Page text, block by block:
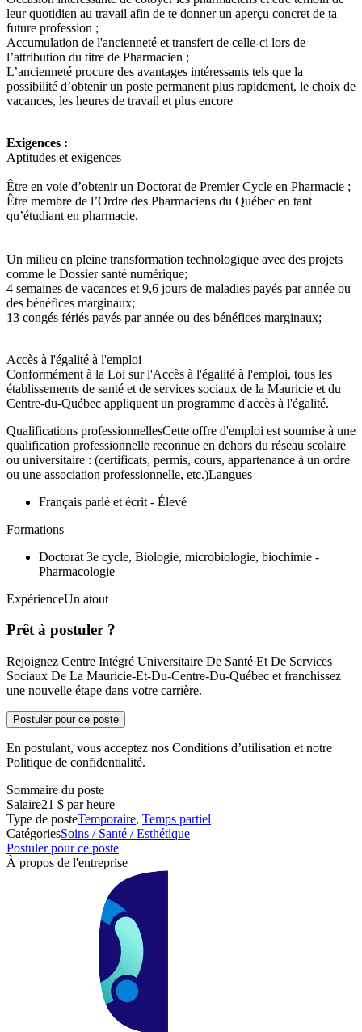
leur quotidien au travail afin de te donner un aperçu concret de ta
future profession ;
Accumulation de l'ancienneté et transfert de celle-ci lors de
l’attribution du titre de Pharmacien ;
L’ancienneté procure des avantages intéressants tels que la
possibilité d’obtenir un poste permanent plus rapidement, le choix de
vacances, les heures de travail et plus encore
Exigences :
Aptitudes et exigences
Être en voie d’obtenir un Doctorat de Premier Cycle en Pharmacie ;
Être membre de l’Ordre des Pharmaciens du Québec en tant
qu’étudiant en pharmacie.
Un milieu en pleine transformation technologique avec des projets
comme le Dossier santé numérique;
4 semaines de vacances et 9,6 jours de maladies payés par année ou
des bénéfices marginaux;
13 congés fériés payés par année ou des bénéfices marginaux;
Accès à l'égalité à l'emploi
Conformément à la Loi sur l'Accès à l'égalité à l'emploi, tous les
établissements de santé et de services sociaux de la Mauricie et du
Centre-du-Québec appliquent un programme d'accès à l'égalité.
Qualifications professionnellesCette offre d'emploi est soumise à une
qualification professionnelle reconnue en dehors du réseau scolaire
ou universitaire : (certificats, permis, cours, appartenance à un ordre
ou une association professionnelle, etc.)Langues
Français parlé et écrit - Élevé
Formations
Doctorat 3e cycle, Biologie, microbiologie, biochimie -
Pharmacologie
ExpérienceUn atout
Prêt à postuler ?
Rejoignez Centre Intégré Universitaire De Santé Et De Services
Sociaux De La Mauricie-Et-Du-Centre-Du-Québec et franchissez
une nouvelle étape dans votre carrière.
Postuler pour ce poste
En postulant, vous acceptez nos Conditions d’utilisation et notre
Politique de confidentialité.
Sommaire du poste
Salaire21 $ par heure
Type de posteTemporaire, Temps partiel
CatégoriesSoins / Santé / Esthétique
Postuler pour ce poste
À propos de l'entreprise